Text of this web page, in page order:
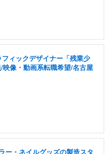
フィックデザイナー「残業少
像・動画系転職希望/名古屋
ー・ネイルグッズの製造スタ